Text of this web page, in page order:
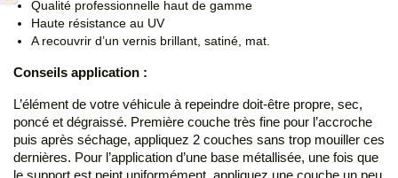
Qualité professionnelle haut de gamme
Haute résistance au UV
A recouvrir d’un vernis brillant, satiné, mat.
Conseils application :
L’élément de votre véhicule à repeindre doit-être propre, sec,
poncé et dégraissé. Première couche très fine pour l’accroche
puis après séchage, appliquez 2 couches sans trop mouiller ces
dernières. Pour l’application d’une base métallisée, une fois que